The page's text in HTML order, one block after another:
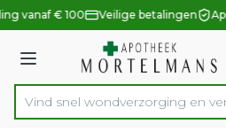
Ga naar de inhoud
1 van 1
vanaf € 100 Veilige betalingen
Menu
Product, merk, categorie...
Vind snel wondverzorging en